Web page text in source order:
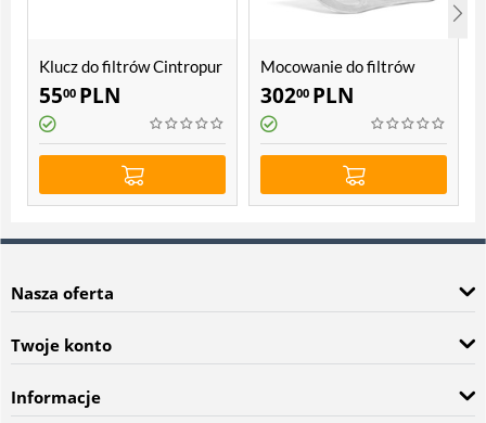
Klucz do filtrów Cintropur
NW 500, NW 650, NW
800
5500 PLN
Mocowanie do filtrów
Cintropur NW 500, NW
650, NW 800
30200 PLN
Nasza oferta
Twoje konto
Informacje